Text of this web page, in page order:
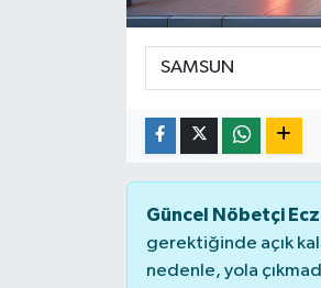
Güncel Nöbetçi
gerektiğinde açık
nedenle, yola